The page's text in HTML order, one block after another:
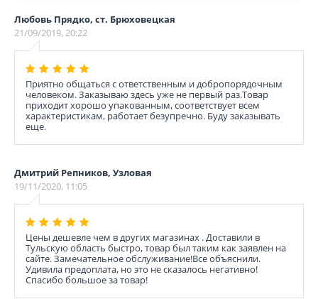
Любовь Прядко, ст. Брюховецкая
21/09/2019, 20:22
Приятно общаться с ответственным и добропорядочным
человеком. Заказываю здесь уже не первый раз.Товар
приходит хорошо упакованным, соответствует всем
характеристикам, работает безупречно. Буду заказывать
еще.
Дмитрий Репников, Узловая
19/11/2020, 11:05
Цены дешевле чем в других магазинах . Доставили в
Тульскую область быстро, товар был таким как заявлен на
сайте. Замечательное обслуживание!Все объяснили.
Удивила предоплата, но это не сказалось негативно!
Спасибо большое за товар!